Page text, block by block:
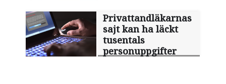
Privattandläkarnas
sajt kan ha läckt
tusentals
personuppgifter